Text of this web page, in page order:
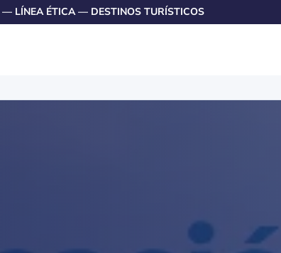
— LÍNEA ÉTICA— DESTINOS TURÍSTICOS